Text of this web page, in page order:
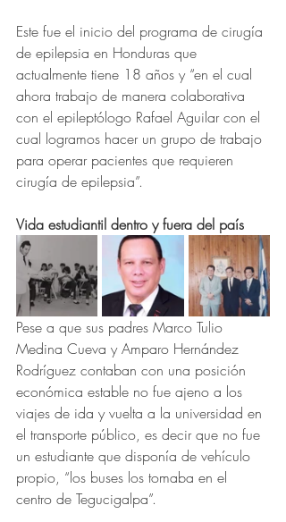
Este fue el inicio del programa de cirugía
de epilepsia en Honduras que
actualmente tiene 18 años y “en el cual
ahora trabajo de manera colaborativa
con el epileptólogo Rafael Aguilar con el
cual logramos hacer un grupo de trabajo
para operar pacientes que requieren
cirugía de epilepsia”.
Vida estudiantil dentro y fuera del país
Pese a que sus padres Marco Tulio
Medina Cueva y Amparo Hernández
Rodríguez contaban con una posición
económica estable no fue ajeno a los
viajes de ida y vuelta a la universidad en
el transporte público, es decir que no fue
un estudiante que disponía de vehículo
propio, “los buses los tomaba en el
centro de Tegucigalpa”.